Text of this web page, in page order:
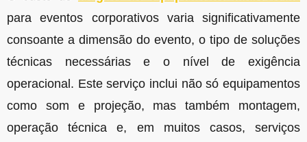
para eventos corporativos varia significativamente
consoante a dimensão do evento, o tipo de soluções
técnicas necessárias e o nível de exigência
operacional. Este serviço inclui não só equipamentos
como som e projeção, mas também montagem,
operação técnica e, em muitos casos, serviços